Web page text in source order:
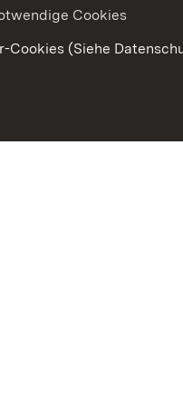
Cookies
Cookies (Siehe